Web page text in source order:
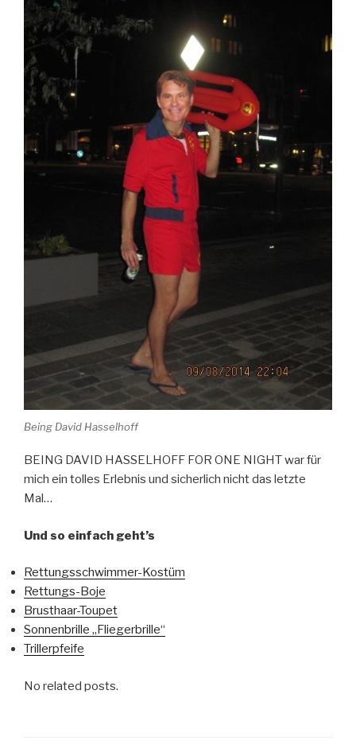
Being David Hasselhoff
BEING DAVID HASSELHOFF FOR ONE NIGHT war für
mich ein tolles Erlebnis und sicherlich nicht das letzte
Mal…
Und so einfach geht’s
Rettungsschwimmer-Kostüm
Rettungs-Boje
Brusthaar-Toupet
Sonnenbrille „Fliegerbrille“
Trillerpfeife
No related posts.